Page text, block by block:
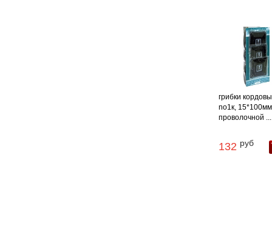
грибки
no1к,
проволочной ...
132 руб